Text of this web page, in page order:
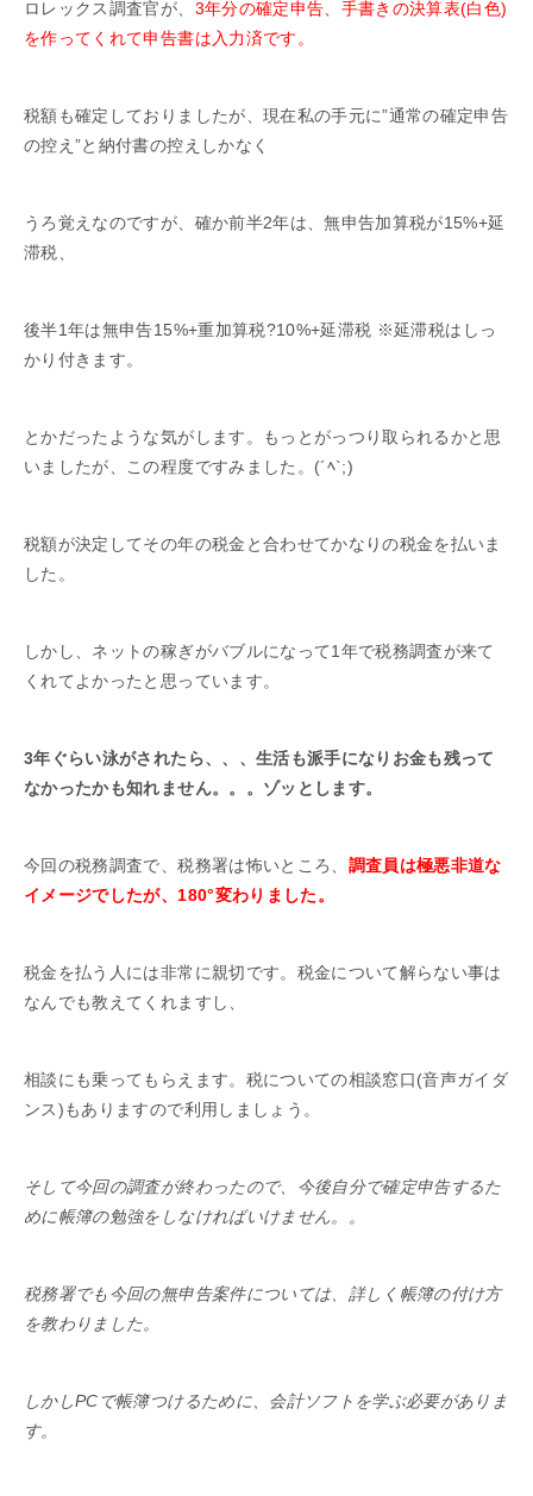
ロレックス調査官が、 3年分の確定申告、手書きの決算表(白色)
を作ってくれて申告書は入力済です。
税額も確定しておりましたが、現在私の手元に”通常の確定申告
の控え”と納付書の控えしかなく
うろ覚えなのですが、確か前半2年は、無申告加算税が15%+延
滞税、
後半1年は無申告15%+重加算税?10%+延滞税 ※延滞税はしっ
かり付きます。
とかだったような気がします。もっとがっつり取られるかと思
いましたが、この程度ですみました。(´ﾍ`;)
税額が決定してその年の税金と合わせてかなりの税金を払いま
した。
しかし、ネットの稼ぎがバブルになって1年で税務調査が来て
くれてよかったと思っています。
3年ぐらい泳がされたら、、、生活も派手になりお金も残って
なかったかも知れません。。。ゾッとします。
今回の税務調査で、税務署は怖いところ、 調査員は極悪非道な
イメージでしたが、180°変わりました。
税金を払う人には非常に親切です。税金について解らない事は
なんでも教えてくれますし、
相談にも乗ってもらえます。税についての相談窓口(音声ガイダ
ンス)もありますので利用しましょう。
そして今回の調査が終わったので、今後自分で確定申告するた
めに帳簿の勉強をしなければいけません。。
税務署でも今回の無申告案件については、詳しく帳簿の付け方
を教わりました。
しかしPCで帳簿つけるために、会計ソフトを学ぶ必要がありま
す。